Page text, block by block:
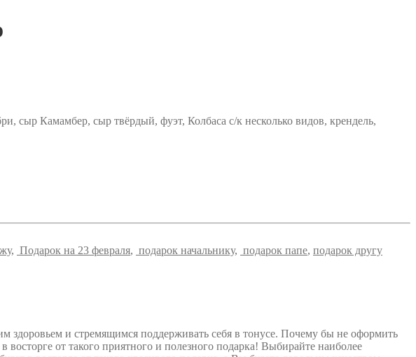
сыр Камамбер, сыр твёрдый, фуэт, Колбаса с/к несколько видов, крендель,
, Подарок на 23 февраля, подарок начальнику, подарок папе, подарок другу
и стремящимся поддерживать себя в тонусе. Почему бы не оформить
от такого приятного и полезного подарка! Выбирайте наиболее